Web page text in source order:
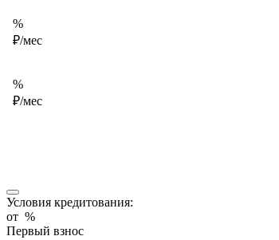
%
₽/мес
%
₽/мес
Условия кредитования:
от %
Первый взнос